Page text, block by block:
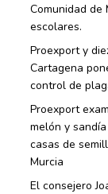
Comunidad de
escolares.
Proexport y
Cartagena
control de
Proexport
melón y
casas de
Murcia
El consejero